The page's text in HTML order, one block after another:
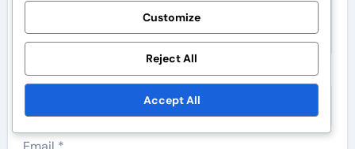
Name*
Customize
Reject All
Accept All